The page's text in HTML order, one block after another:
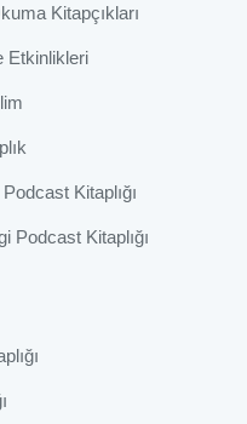
Kitapçıkları
Etkinlikleri
Kitaplığı
Podcast Kitaplığı